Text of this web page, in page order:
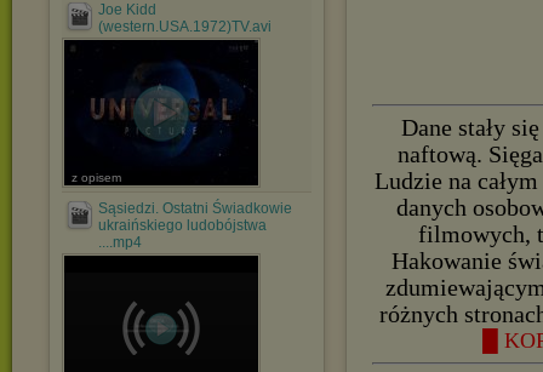
Joe Kidd
(western.USA.1972)TV.avi
z opisem
Sąsiedzi. Ostatni Świadkowie
ukraińskiego ludobójstwa
....mp4
Dane stały
naftową.
Ludzie na
danych
filmowych,
Hakowanie
różnych
█